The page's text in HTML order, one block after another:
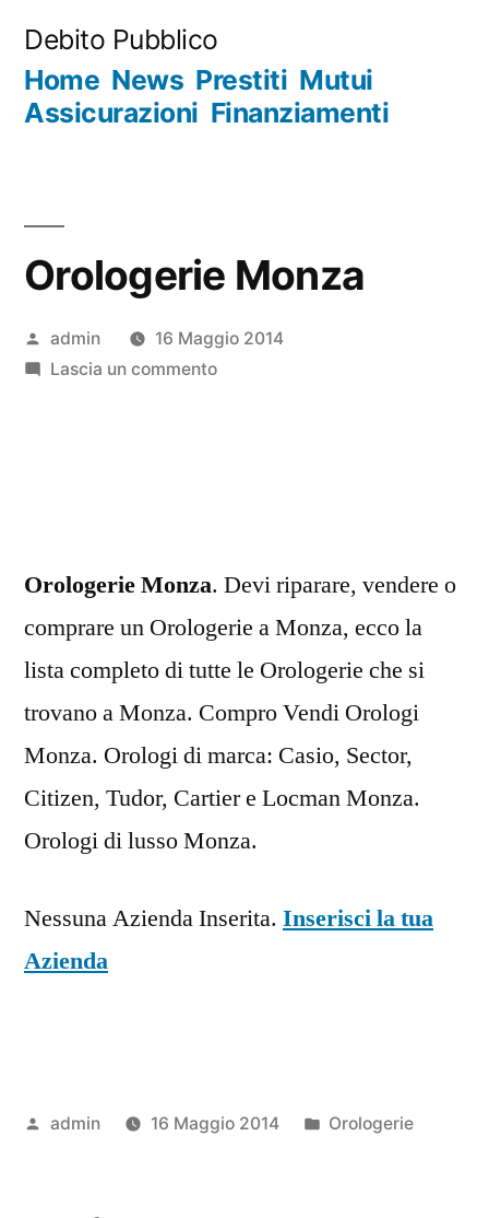
contenuto
Debito Pubblico
Home News Prestiti Mutui
Assicurazioni Finanziamenti
Orologerie Monza
Pubblicato
da
admin
16 Maggio 2014
Lascia un commentosu
Orologerie Monza. Devi riparare, vendere o
comprare un Orologerie a Monza, ecco la
lista completo di tutte le Orologerie che si
trovano a Monza. Compro Vendi Orologi
Monza. Orologi di marca: Casio, Sector,
Citizen, Tudor, Cartier e Locman Monza.
Orologi di lusso Monza.
Nessuna Azienda Inserita. Inserisci la tua
Azienda
Pubblicato
admin 16 Maggio 2014
Pubblicato
Orologerie